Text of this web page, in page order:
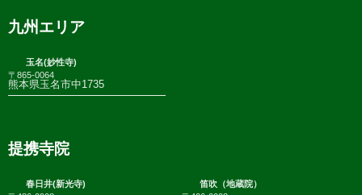
九州エリア
玉名(妙性寺)
〒865-0064
熊本県玉名市中1735
提携寺院
春日井(新光寺)
笛吹（地蔵院）